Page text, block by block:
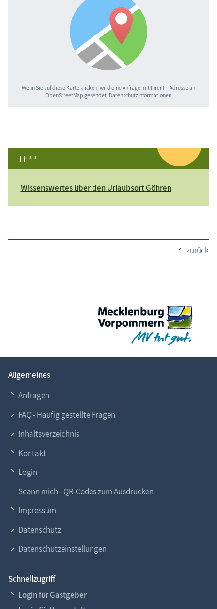
Wenn Sie auf diese Karte klicken, wird eine Anfrage mit Ihrer IP-Adresse an
OpenStreetMap gesendet. Datenschutzinformationen
TIPP
Wissenswertes über den Urlaubsort Göhren
zurück
Allgemeines
Anfragen
FAQ - Häufig gestellte Fragen
Inhaltsverzeichnis
Kontakt
Login
Scann mich - QR-Codes zum Ausdrucken
Impressum
Datenschutz
Datenschutzeinstellungen
Schnellzugriff
Login für Gastgeber